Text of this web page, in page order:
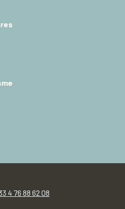
4 76 88 62 08